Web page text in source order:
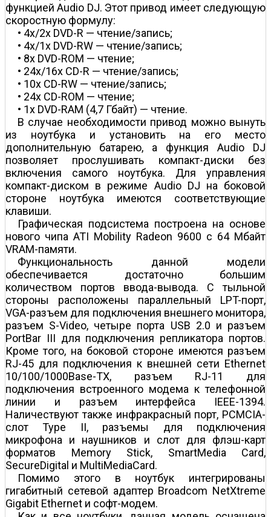
функцией Audio DJ. Этот привод имеет следующую
скоростную формулу:
• 4х/2х DVD-R — чтение/запись;
• 4х/1х DVD-RW — чтение/запись;
• 8х DVD-ROM — чтение;
• 24х/16х CD-R — чтение/запись;
• 10х CD-RW — чтение/запись;
• 24х CD-ROM — чтение;
• 1х DVD-RAM (4,7 Гбайт) — чтение.
В случае необходимости привод можно вынуть
из ноутбука и установить на его место
дополнительную батарею, а функция Audio DJ
позволяет прослушивать компакт-диски без
включения самого ноутбука. Для управления
компакт-диском в режиме Audio DJ на боковой
стороне ноутбука имеются соответствующие
клавиши.
Графическая подсистема построена на основе
нового чипа ATI Mobility Radeon 9600 c 64 Мбайт
VRAM-памяти.
Функциональность данной модели
обеспечивается достаточно большим
количеством портов ввода-вывода. С тыльной
стороны расположены параллельный LPT-порт,
VGA-разъем для подключения внешнего монитора,
разъем S-Video, четыре порта USB 2.0 и разъем
PortBar III для подключения репликатора портов.
Кроме того, на боковой стороне имеются разъем
RJ-45 для подключения к внешней сети Ethernet
10/100/1000Base-TX, разъем RJ-11 для
подключения встроенного модема к телефонной
линии и разъем интерфейса IEEE-1394.
Наличествуют также инфракрасный порт, PCMCIA-
слот Type II, разъемы для подключения
микрофона и наушников и слот для флэш-карт
форматов Memory Stick, SmartMedia Card,
SecureDigital и MultiMediaCard.
Помимо этого в ноутбук интегрированы
гигабитный сетевой адаптер Broadcom NetXtreme
Gigabit Ethernet и софт-модем.